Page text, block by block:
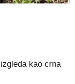
kao crna